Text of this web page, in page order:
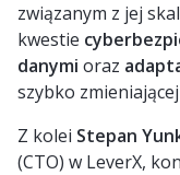
związanym z jej
kwestie
danymi oraz
szybko
Z kolei Stepan
(CTO) w LeverX,